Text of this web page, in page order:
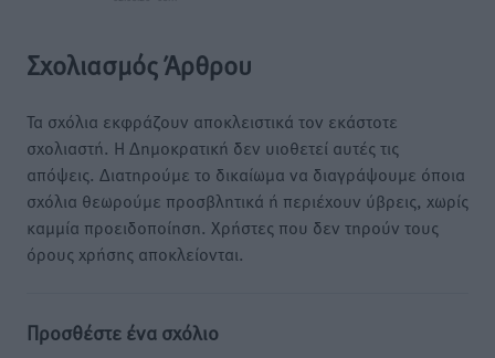
Σχολιασμός Άρθρου
Τα σχόλια εκφράζουν αποκλειστικά τον εκάστοτε
σχολιαστή. Η Δημοκρατική δεν υιοθετεί αυτές τις
απόψεις. Διατηρούμε το δικαίωμα να διαγράψουμε όποια
σχόλια θεωρούμε προσβλητικά ή περιέχουν ύβρεις, χωρίς
καμμία προειδοποίηση. Χρήστες που δεν τηρούν τους
όρους χρήσης αποκλείονται.
Προσθέστε ένα σχόλιο